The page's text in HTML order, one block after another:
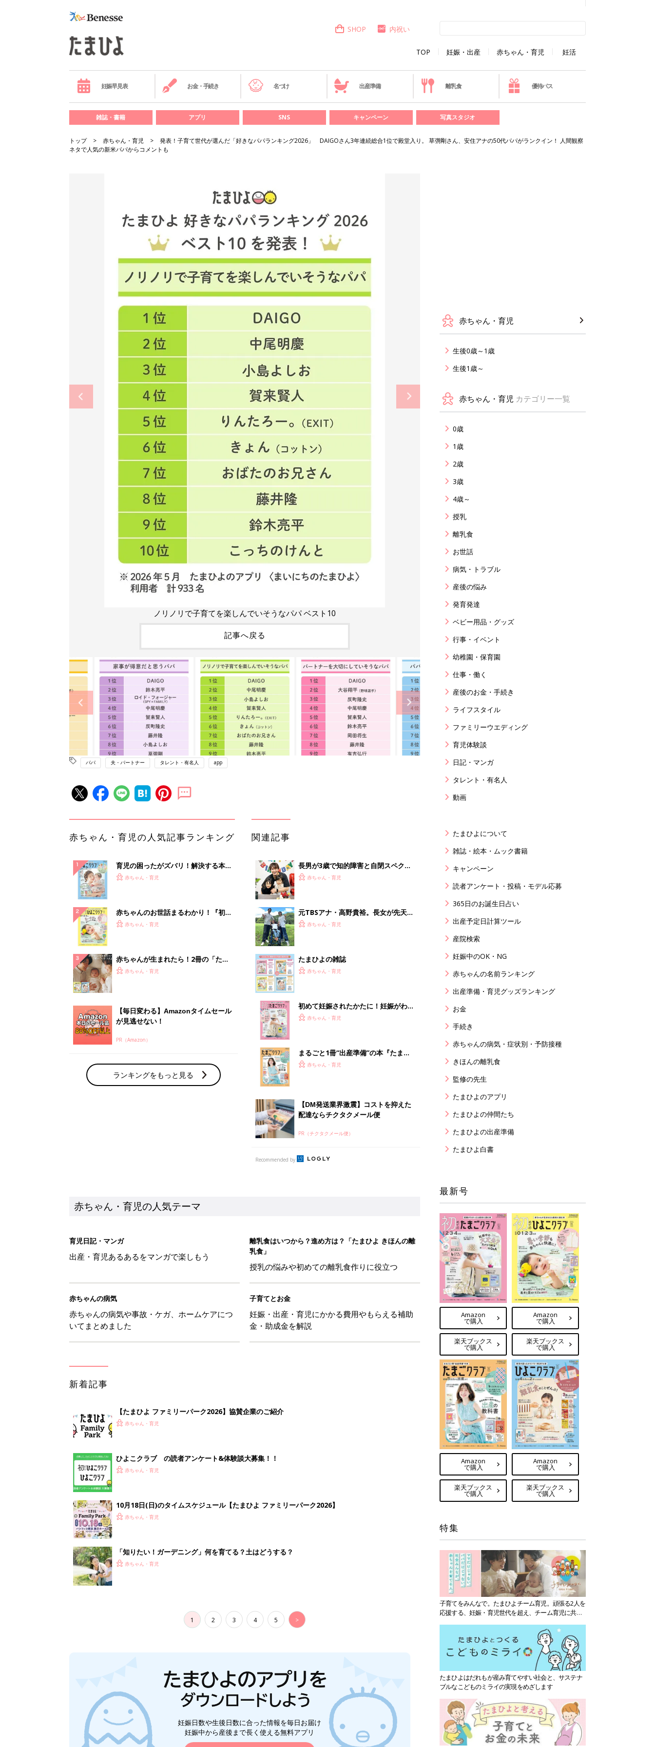
TOP 妊娠・出産 赤ちゃん・育児 妊活
SHOP 内祝い
妊娠早見表 お金・手続き 名づけ 出産準備 離乳食 優待パス
雑誌・書籍 アプリ SNS キャンペーン 写真スタジオ
トップ 赤ちゃん・育児
発表！子育て世代が選んだ「好きなパパランキング2026」 DAIGOさん3年連続総合1位で殿堂入り。 草彅剛さん、安住アナの50代パパがランクイン！ 人間観察
ネタで人気の新米パパからコメントも
ノリノリで子育てを楽しんでいそうなパパ ベスト10
記事へ戻る
パパ 夫・パートナー タレント・有名人 app
赤ちゃん・育児の人気記事ランキング
育児の困ったがズバリ！解決する本
『ひよこクラブ 夏号』 4カ月～2才
赤ちゃん・育児
赤ちゃんのお世話まるわかり！『初め
てのひよこクラブ 夏号』〈巻頭大特
赤ちゃん・育児
赤ちゃんが生まれたら！2冊の「たま
ひよ」
赤ちゃん・育児
【毎日変わる】Amazonタイムセール
が見逃せない！
PR（Amazon）
ランキングをもっと見る
関連記事
長男が3歳で知的障害と自閉スペクト
ラム症と診断｡発達が後退して｢パパと
赤ちゃん・育児
元TBSアナ・高野貴裕。長女が先天性
ミオパチーと診断。「どうしてうちの
赤ちゃん・育児
たまひよの雑誌
赤ちゃん・育児
初めて妊娠されたかたに！妊娠がわか
ったら最初に読む本『初めてのたまご
赤ちゃん・育児
まるごと1冊“出産準備”の本『たまご
クラブ 夏号』〈スペシャル大特集〉
赤ちゃん・育児
【DM発送業界激震】コストを抑えた
配達ならチクタクメール便
PR（チクタクメール便）
Recommended by
赤ちゃん・育児の人気テーマ
育児日記・マンガ
出産・育児あるあるをマンガで楽しもう
離乳食はいつから？進め方は？「たまひよ きほんの離
乳食」
授乳の悩みや初めての離乳食作りに役立つ
赤ちゃんの病気
赤ちゃんの病気や事故・ケガ、ホームケアにつ
いてまとめました
子育てとお金
妊娠・出産・育児にかかる費用やもらえる補助
金・助成金を解説
新着記事
【たまひよ ファミリーパーク2026】協賛企業のご紹介
赤ちゃん・育児
ひよこクラブ の読者アンケート&体験談大募集！！
赤ちゃん・育児
10月18日(日)のタイムスケジュール【たまひよ ファミリーパーク2026】
赤ちゃん・育児
「知りたい！ガーデニング」何を育てる？土はどうする？
赤ちゃん・育児
1 2 3 4 5 >
妊娠日数や生後日数に合った情報を毎日お届け
妊娠中から産後まで長く使える無料アプリ
赤ちゃん・育児
生後0歳～1歳
生後1歳～
赤ちゃん・育児 カテゴリー一覧
0歳
1歳
2歳
3歳
4歳～
授乳
離乳食
お世話
病気・トラブル
産後の悩み
発育発達
ベビー用品・グッズ
行事・イベント
幼稚園・保育園
仕事・働く
産後のお金・手続き
ライフスタイル
ファミリーウエディング
育児体験談
日記・マンガ
タレント・有名人
動画
たまひよについて
雑誌・絵本・ムック書籍
キャンペーン
読者アンケート・投稿・モデル応募
365日のお誕生日占い
出産予定日計算ツール
産院検索
妊娠中のOK・NG
赤ちゃんの名前ランキング
出産準備・育児グッズランキング
お金
手続き
赤ちゃんの病気・症状別・予防接種
きほんの離乳食
監修の先生
たまひよのアプリ
たまひよの仲間たち
たまひよの出産準備
たまひよ白書
最新号
Amazon
で購入
楽天ブックス
で購入
Amazon
で購入
楽天ブックス
で購入
Amazon
で購入
楽天ブックス
で購入
Amazon
で購入
楽天ブックス
で購入
特集
子育てをみんなで。たまひよチーム育児。頑張る2人を
応援する、妊娠・育児世代を超え、チーム育児に共感
たまひよはだれもが産み育てやすい社会と、サステナ
ブルなこどものミライの実現をめざします